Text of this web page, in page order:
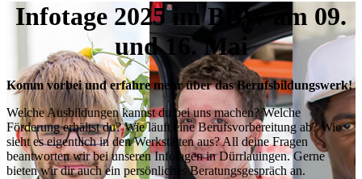
Infotage 2025 im BBW am 09.
und 16. Mai
Komm vorbei und erfahre mehr über das Berufsbildungswerk!
Welche Ausbildungen kannst du bei uns machen? Welche
Förderung erhältst du? Wie läuft eine Berufsvorbereitung ab? Wie
sieht es eigentlich in den Werkstätten aus? All deine Fragen
beantworten wir bei unseren Infotagen in Dürrlauingen. Gerne
bieten wir dir auch ein persönliches Beratungsgespräch an.